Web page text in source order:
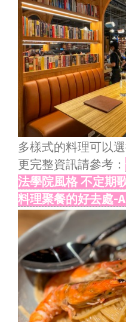
多樣式的料理可以
更完整資訊請參考：
法學院風格 不定期
料理聚餐的好去處-